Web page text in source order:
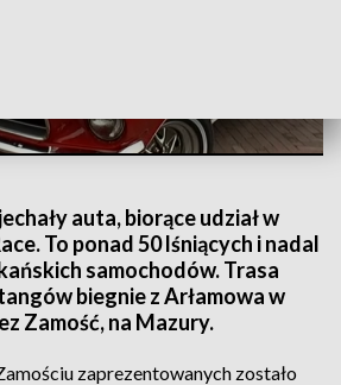
auta, biorące udział w
To ponad 50 lśniących i nadal
samochodów. Trasa
biegnie z Arłamowa w
Zamość, na Mazury.
zaprezentowanych zostało